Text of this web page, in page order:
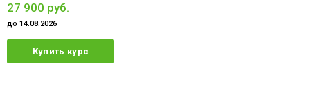
27 900 руб.
до 14.08.2026
Купить курс